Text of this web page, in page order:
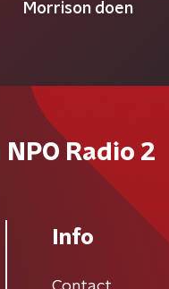
Morrison doen
Radio 2
Info